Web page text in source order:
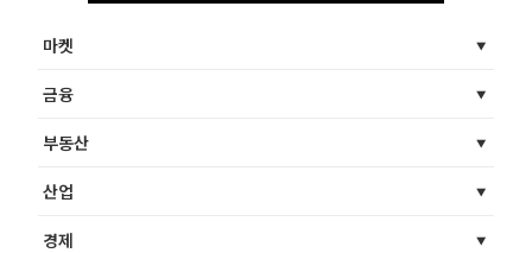
마켓
금융
부동산
산업
경제